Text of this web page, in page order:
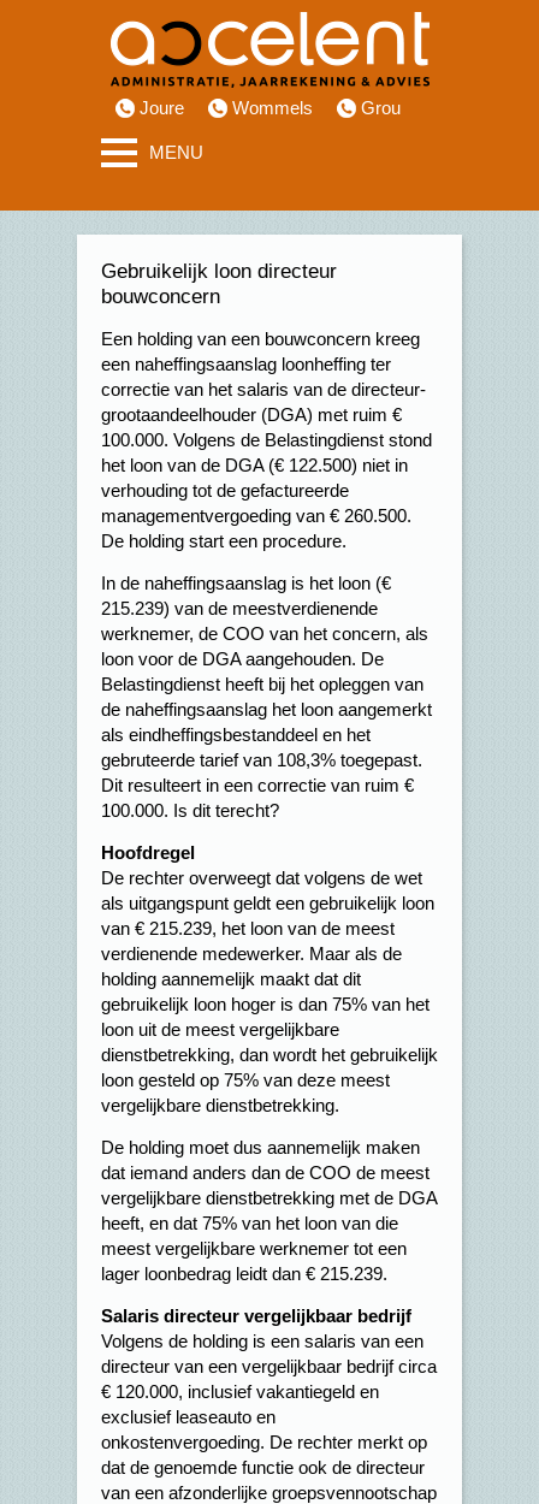
Joure Wommels Grou
MENU
Gebruikelijk loon directeur
bouwconcern
Een holding van een bouwconcern kreeg
een naheffingsaanslag loonheffing ter
correctie van het salaris van de directeur-
grootaandeelhouder (DGA) met ruim €
100.000. Volgens de Belastingdienst stond
het loon van de DGA (€ 122.500) niet in
verhouding tot de gefactureerde
managementvergoeding van € 260.500.
De holding start een procedure.
In de naheffingsaanslag is het loon (€
215.239) van de meestverdienende
werknemer, de COO van het concern, als
loon voor de DGA aangehouden. De
Belastingdienst heeft bij het opleggen van
de naheffingsaanslag het loon aangemerkt
als eindheffingsbestanddeel en het
gebruteerde tarief van 108,3% toegepast.
Dit resulteert in een correctie van ruim €
100.000. Is dit terecht?
Hoofdregel
De rechter overweegt dat volgens de wet
als uitgangspunt geldt een gebruikelijk loon
van € 215.239, het loon van de meest
verdienende medewerker. Maar als de
holding aannemelijk maakt dat dit
gebruikelijk loon hoger is dan 75% van het
loon uit de meest vergelijkbare
dienstbetrekking, dan wordt het gebruikelijk
loon gesteld op 75% van deze meest
vergelijkbare dienstbetrekking.
De holding moet dus aannemelijk maken
dat iemand anders dan de COO de meest
vergelijkbare dienstbetrekking met de DGA
heeft, en dat 75% van het loon van die
meest vergelijkbare werknemer tot een
lager loonbedrag leidt dan € 215.239.
Salaris directeur vergelijkbaar bedrijf
Volgens de holding is een salaris van een
directeur van een vergelijkbaar bedrijf circa
€ 120.000, inclusief vakantiegeld en
exclusief leaseauto en
onkostenvergoeding. De rechter merkt op
dat de genoemde functie ook de directeur
van een afzonderlijke groepsvennootschap